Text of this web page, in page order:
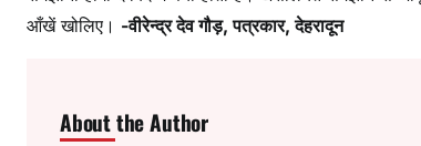
आँखें खोलिए। -वीरेन्द्र देव गौड़, पत्रकार, देहरादून
About the Author